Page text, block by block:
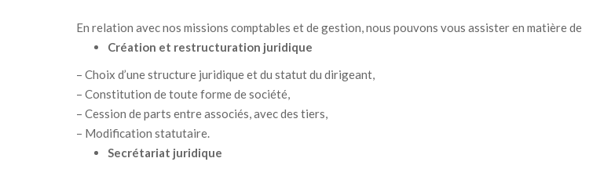
En relation avec nos missions comptables et de gestion, nous pouvons vous assister en matière de
Création et restructuration juridique
– Choix d’une structure juridique et du statut du dirigeant,
– Constitution de toute forme de société,
– Cession de parts entre associés, avec des tiers,
– Modification statutaire.
Secrétariat juridique